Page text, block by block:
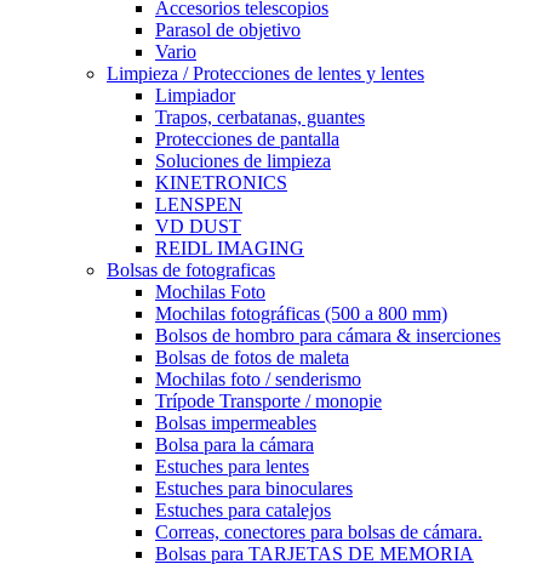
Accesorios telescopios
Parasol de objetivo
Vario
Limpieza / Protecciones de lentes y lentes
Limpiador
Trapos, cerbatanas, guantes
Protecciones de pantalla
Soluciones de limpieza
KINETRONICS
LENSPEN
VD DUST
REIDL IMAGING
Bolsas de fotograficas
Mochilas Foto
Mochilas fotográficas (500 a 800 mm)
Bolsos de hombro para cámara & inserciones
Bolsas de fotos de maleta
Mochilas foto / senderismo
Trípode Transporte / monopie
Bolsas impermeables
Bolsa para la cámara
Estuches para lentes
Estuches para binoculares
Estuches para catalejos
Correas, conectores para bolsas de cámara.
Bolsas para TARJETAS DE MEMORIA